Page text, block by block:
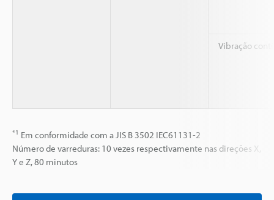
Vibração
*1 Em conformidade com a JIS B 3502 IEC61131-2
Número de varreduras: 10 vezes respectivamente nas direções X,
Y e Z, 80 minutos